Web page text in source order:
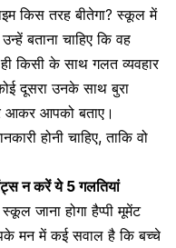
किस तरह बीतेगा? स्कूल में
बताना चाहिए कि वह
किसी के साथगलत व्यवहार
दूसरा उनके साथ बुरा
आकर आपको बताए।
होनी चाहिए, ताकि वो
न करें ये 5 गलतियां
जाना होगा हैप्पी मूमेंट
मन में कई सवाल है कि बच्चे